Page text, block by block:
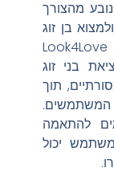
מהצורך
בן זוג
שמכבד ומבין את חשיבות המסורת. Look4Love
בני זוג
תוך
להתאמה
יכול